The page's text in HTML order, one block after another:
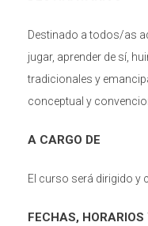
Destinado a todos/as
jugar, aprender de sí,
tradicionales y
conceptual y
A CARGO DE
El curso será dirigido y
FECHAS, HORARIOS